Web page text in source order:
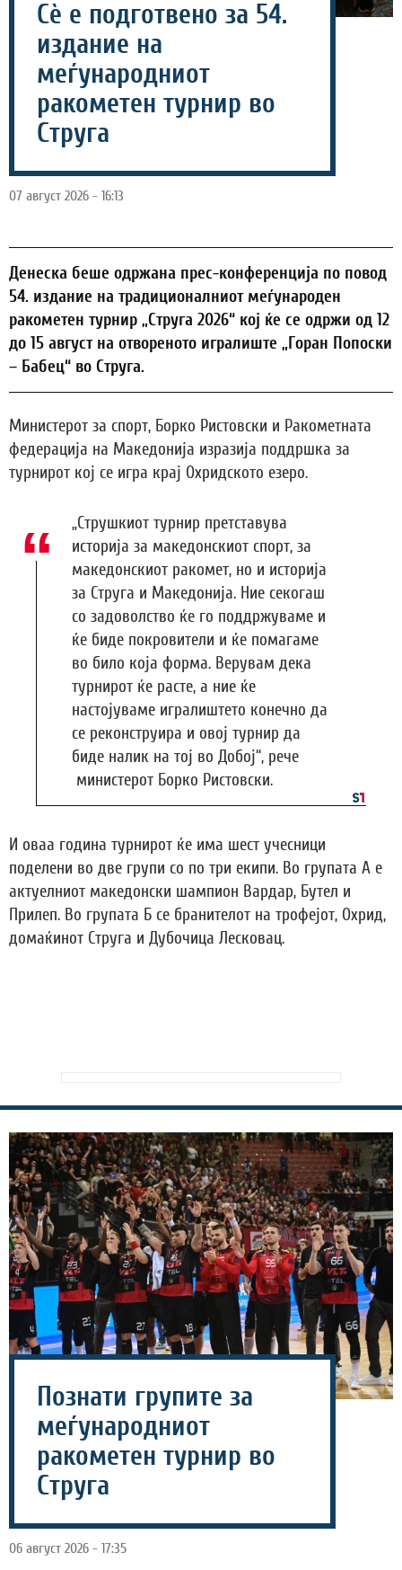
Сѐ е подготвено за 54.
издание на
меѓународниот
ракометен турнир во
Струга
07 август 2026 - 16:13
Денеска беше одржана прес-конференција по повод
54. издание на традиционалниот меѓународен
ракометен турнир „Струга 2026“ кој ќе се одржи од 12
до 15 август на отвореното игралиште „Горан Попоски
– Бабец“ во Струга.
Министерот за спорт, Борко Ристовски и Ракометната
федерација на Македонија изразија поддршка за
турнирот кој се игра крај Охридското езеро.
„Струшкиот турнир претставува
историја за македонскиот спорт, за
македонскиот ракомет, но и историја
за Струга и Македонија. Ние секогаш
со задоволство ќе го поддржуваме и
ќе биде покровители и ќе помагаме
во било која форма. Верувам дека
турнирот ќе расте, а ние ќе
настојуваме игралиштето конечно да
се реконструира и овој турнир да
биде налик на тој во Добој“, рече
министерот Борко Ристовски.
И оваа година турнирот ќе има шест учесници
поделени во две групи со по три екипи. Во групата А е
актуелниот македонски шампион Вардар, Бутел и
Прилеп. Во групата Б се бранителот на трофејот, Охрид,
домаќинот Струга и Дубочица Лесковац.
Познати групите за
меѓународниот
ракометен турнир во
Струга
06 август 2026 - 17:35